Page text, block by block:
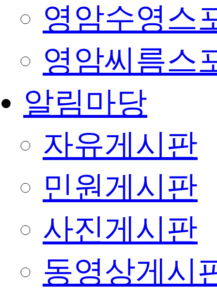
영암수영스
영암씨름스
알림마당
자유게시판
민원게시판
사진게시판
동영상게시